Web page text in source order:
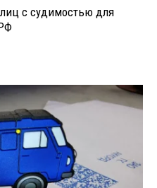
с судимостью для